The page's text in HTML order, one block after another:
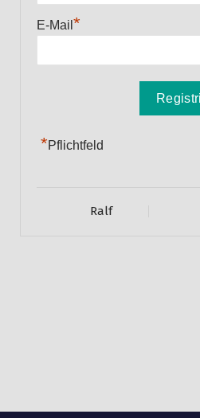
E-Mail *
*Pflichtfeld
Ralf